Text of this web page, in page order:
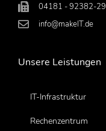
04181 - 92382-29
info@makeIT.de
Unsere Leistungen
IT-Infrastruktur
Rechenzentrum